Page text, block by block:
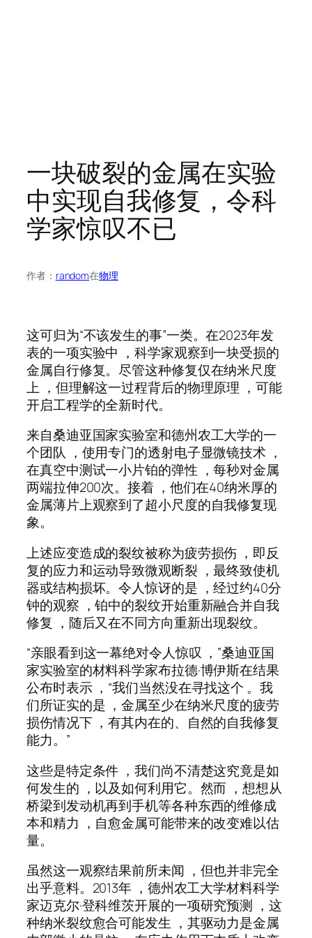
一块破裂的金属在实验
中实现自我修复，令科
学家惊叹不已
作者： random在物理
这可归为“不该发生的事”一类。在2023年发
表的一项实验中 ，科学家观察到一块受损的
金属自行修复。尽管这种修复仅在纳米尺度
上 ，但理解这一过程背后的物理原理 ，可能
开启工程学的全新时代。
来自桑迪亚国家实验室和德州农工大学的一
个团队 ，使用专门的透射电子显微镜技术 ，
在真空中测试一小片铂的弹性 ，每秒对金属
两端拉伸200次。接着 ，他们在40纳米厚的
金属薄片上观察到了超小尺度的自我修复现
象。
上述应变造成的裂纹被称为疲劳损伤 ，即反
复的应力和运动导致微观断裂 ，最终致使机
器或结构损坏。令人惊讶的是 ，经过约40分
钟的观察 ，铂中的裂纹开始重新融合并自我
修复 ，随后又在不同方向重新出现裂纹。
“亲眼看到这一幕绝对令人惊叹 ，”桑迪亚国
家实验室的材料科学家布拉德·博伊斯在结果
公布时表示 ，“我们当然没在寻找这个 。我
们所证实的是 ，金属至少在纳米尺度的疲劳
损伤情况下 ，有其内在的、自然的自我修复
能力。”
这些是特定条件 ，我们尚不清楚这究竟是如
何发生的 ，以及如何利用它。然而 ，想想从
桥梁到发动机再到手机等各种东西的维修成
本和精力 ，自愈金属可能带来的改变难以估
量。
虽然这一观察结果前所未闻 ，但也并非完全
出乎意料。2013年 ，德州农工大学材料科学
家迈克尔·登科维茨开展的一项研究预测 ，这
种纳米裂纹愈合可能发生 ，其驱动力是金属